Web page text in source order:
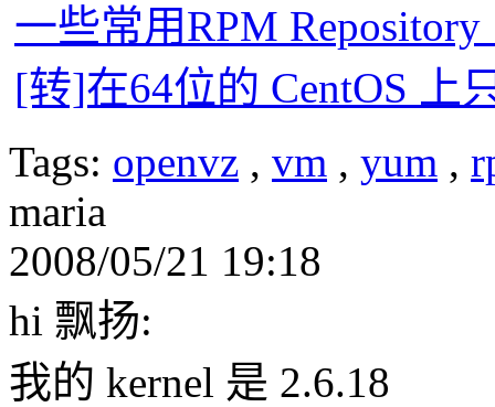
一些常用RPM
[转]在64位的 CentOS 上
Tags: openvz , vm , yum ,
maria
2008/05/21 19:18
hi 飘扬:
我的 kernel 是 2.6.18